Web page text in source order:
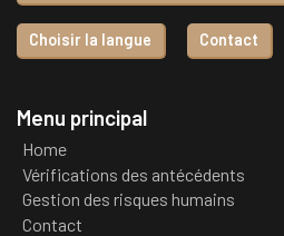
Choisir la langue Contact
Menu principal
Home
Vérifications des antécédents
Gestion des risques humains
Contact